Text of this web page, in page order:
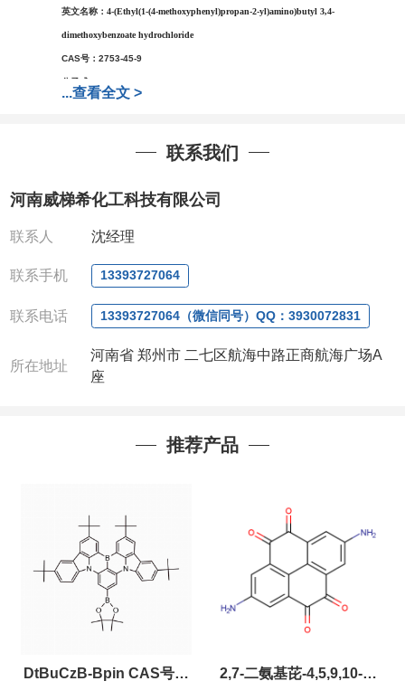
英文名称： 4-(Ethyl(1-(4-methoxyphenyl)propan-2-yl)amino)butyl 3,4-
dimethoxybenzoate hydrochloride
CAS号： 2753-45-9
25 36
;1g;2.5g ;5g ;10g可根据客户需求进行分装
作中有用到的试剂,欢迎前来询购,如若出现质量问题,
63377391/13393727064
微信 :13393727064
联系人: 沈晓东(欢迎致电,或QQ、微信联系)
...查看全文 >
联系我们
河南威梯希化工科技有限公司
联系人 沈经理
联系手机 13393727064
联系电话 13393727064（微信同号）QQ：3930072831
所在地址
河南省 郑州市 二七区航海中路正商航海广场A
座
推荐产品
DtBuCzB-Bpin CAS号： 2,7-二氨基芘-4,5,9,10-四